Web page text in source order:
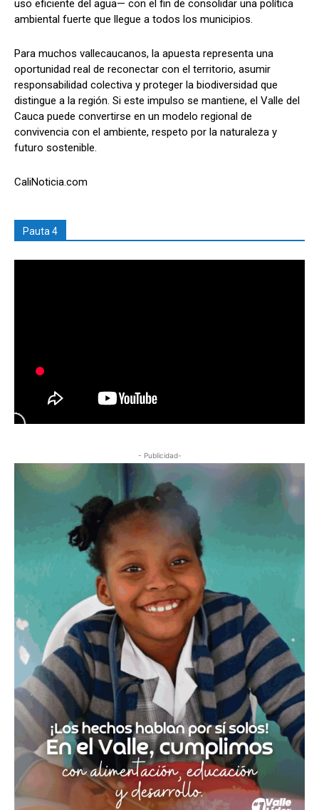
uso eficiente del agua— con el fin de consolidar una política
ambiental fuerte que llegue a todos los municipios.
Para muchos vallecaucanos, la apuesta representa una
oportunidad real de reconectar con el territorio, asumir
responsabilidad colectiva y proteger la biodiversidad que
distingue a la región. Si este impulso se mantiene, el Valle del
Cauca puede convertirse en un modelo regional de
convivencia con el ambiente, respeto por la naturaleza y
futuro sostenible.
CaliNoticia.com
Pauta 4
- Publicidad-